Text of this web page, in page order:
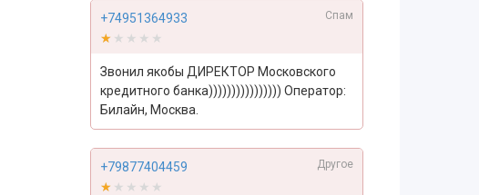
+74951364933 Спам
★★★★★
★★★★★
Звонил якобы ДИРЕКТОР Московского
кредитного банка)))))))))))))))) Оператор:
Билайн, Москва.
+79877404459 Другое
★★★★★
★★★★★